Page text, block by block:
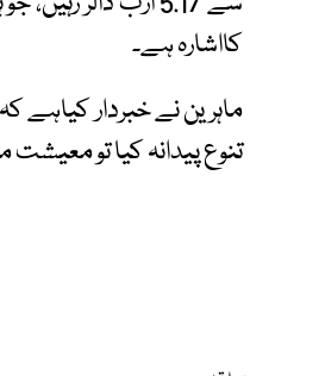
کااشارہ ہے۔
ماہرین نے خبردار کیاہے
تنوع پیدانہ کیا تو